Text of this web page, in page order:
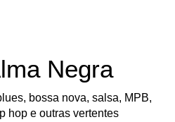
Negra
bossa nova, salsa, MPB,
hop e outras vertentes